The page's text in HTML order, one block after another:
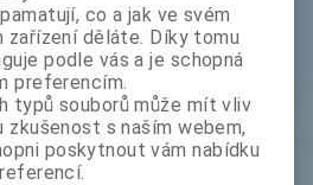
Skladem exp:1
bez DPH: 59,90 Kč
co a jak ve svém
zařízení děláte. Díky tomu
podle vás a je schopná
preferencím.
typů souborů může mít vliv
zkušenost s naším webem,
poskytnout vám nabídku